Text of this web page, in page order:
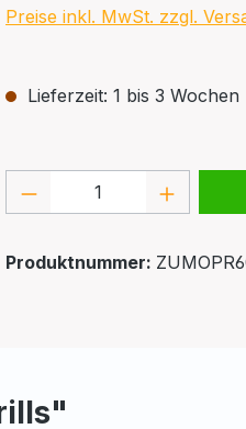
Preise inkl. MwSt. zzgl.
Lieferzeit: 1 bis 3 Wochen
Produkt Anzahl:
Produktnummer: